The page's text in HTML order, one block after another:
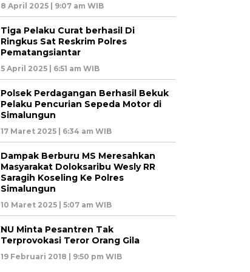
8 April 2025 | 9:07 am WIB
Tiga Pelaku Curat berhasil Di
Ringkus Sat Reskrim Polres
Pematangsiantar
5 April 2025 | 6:51 am WIB
Polsek Perdagangan Berhasil Bekuk
Pelaku Pencurian Sepeda Motor di
Simalungun
17 Maret 2025 | 6:34 am WIB
Dampak Berburu MS Meresahkan
Masyarakat Doloksaribu Wesly RR
Saragih Koseling Ke Polres
Simalungun
10 Maret 2025 | 5:07 am WIB
NU Minta Pesantren Tak
Terprovokasi Teror Orang Gila
19 Februari 2018 | 9:50 pm WIB